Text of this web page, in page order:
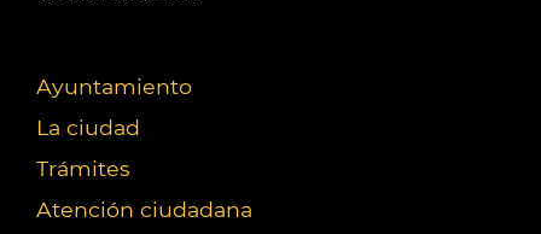
Ayuntamiento
La ciudad
Trámites
Atención ciudadana